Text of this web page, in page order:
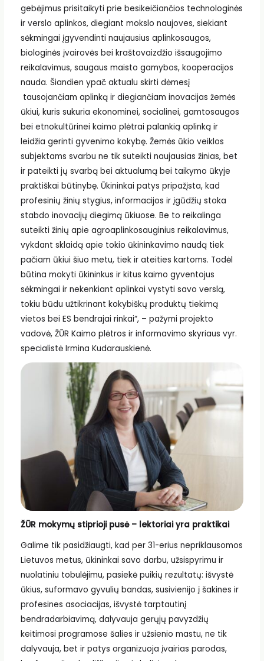
gebėjimus prisitaikyti prie besikeičiančios technologinės
ir verslo aplinkos, diegiant mokslo naujoves, siekiant
sėkmingai įgyvendinti naujausius aplinkosaugos,
biologinės įvairovės bei kraštovaizdžio išsaugojimo
reikalavimus, saugaus maisto gamybos, kooperacijos
nauda. Šiandien ypač aktualu skirti dėmesį
tausojančiam aplinką ir diegiančiam inovacijas žemės
ūkiui, kuris sukuria ekonominei, socialinei, gamtosaugos
bei etnokultūrinei kaimo plėtrai palankią aplinką ir
leidžia gerinti gyvenimo kokybę. Žemės ūkio veiklos
subjektams svarbu ne tik suteikti naujausias žinias, bet
ir pateikti jų svarbą bei aktualumą bei taikymo ūkyje
praktiškai būtinybę. Ūkininkai patys pripažįsta, kad
profesinių žinių stygius, informacijos ir įgūdžių stoka
stabdo inovacijų diegimą ūkiuose. Be to reikalinga
suteikti žinių apie agroaplinkosauginius reikalavimus,
vykdant sklaidą apie tokio ūkininkavimo naudą tiek
pačiam ūkiui šiuo metu, tiek ir ateities kartoms. Todėl
būtina mokyti ūkininkus ir kitus kaimo gyventojus
sėkmingai ir nekenkiant aplinkai vystyti savo verslą,
tokiu būdu užtikrinant kokybiškų produktų tiekimą
vietos bei ES bendrajai rinkai“, – pažymi projekto
vadovė, ŽŪR Kaimo plėtros ir informavimo skyriaus vyr.
specialistė Irmina Kudarauskienė.
ŽŪR mokymų stiprioji pusė – lektoriai yra praktikai
Galime tik pasidžiaugti, kad per 31-erius nepriklausomos
Lietuvos metus, ūkininkai savo darbu, užsispyrimu ir
nuolatiniu tobulėjimu, pasiekė puikių rezultatų: išvystė
ūkius, suformavo gyvulių bandas, susivienijo į šakines ir
profesines asociacijas, išvystė tarptautinį
bendradarbiavimą, dalyvauja gerųjų pavyzdžių
keitimosi programose šalies ir užsienio mastu, ne tik
dalyvauja, bet ir patys organizuoja įvairias parodas,